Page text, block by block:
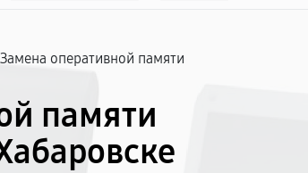
Замена оперативной памяти
памяти